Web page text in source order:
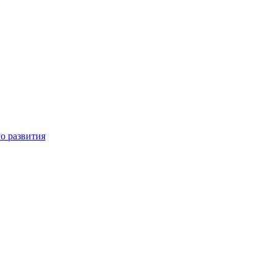
развития